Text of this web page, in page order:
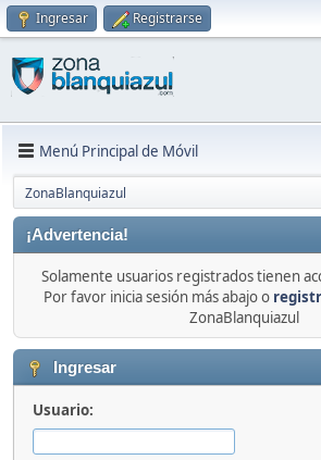
Ingresar Registrarse
Menú Principal de Móvil
ZonaBlanquiazul
¡Advertencia!
Solamente usuarios registrados tienen
Por favor inicia sesión más abajo o
ZonaBlanquiazul
Ingresar
Usuario: